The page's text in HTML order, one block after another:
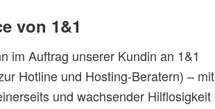
von 1&1
im Auftrag unserer Kundin an 1&1
Hotline und Hosting-Beratern) – mit
und wachsender Hilflosigkeit